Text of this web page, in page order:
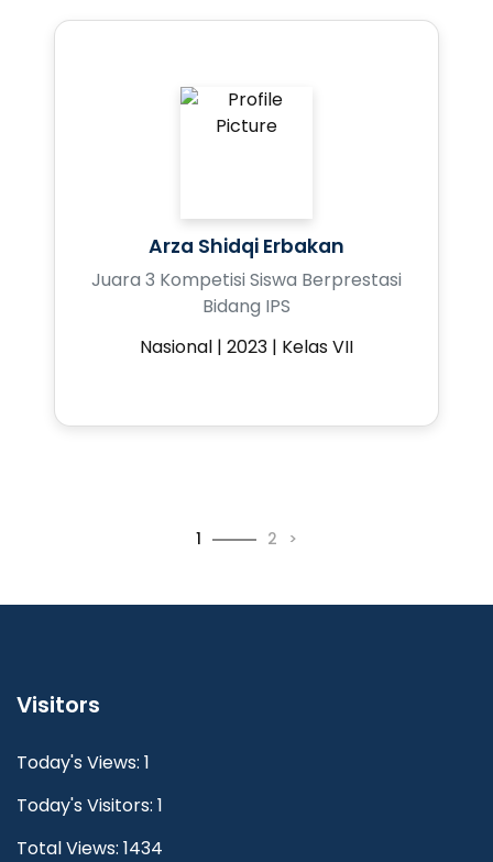
Arza Shidqi Erbakan
Juara 3 Kompetisi Siswa Berprestasi
Bidang IPS
Nasional | 2023 | Kelas VII
1 2 >
Visitors
Today's Views: 1
Today's Visitors: 1
Total Views: 1434